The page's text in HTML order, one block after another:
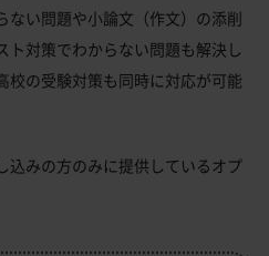
ない問題や小論文（作文）の添削
ト対策でわからない問題も解決し
校の受験対策も同時に対応が可能
込みの方のみに提供しているオプ